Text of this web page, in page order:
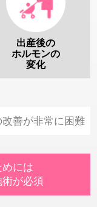
出産後の
ホルモンの
変化
善が非常に困難
には
が必須